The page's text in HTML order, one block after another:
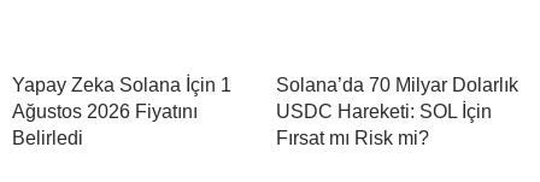
Yapay Zeka Solana İçin 1
Ağustos 2026 Fiyatını
Belirledi
Solana’da 70 Milyar Dolarlık
USDC Hareketi: SOL İçin
Fırsat mı Risk mi?